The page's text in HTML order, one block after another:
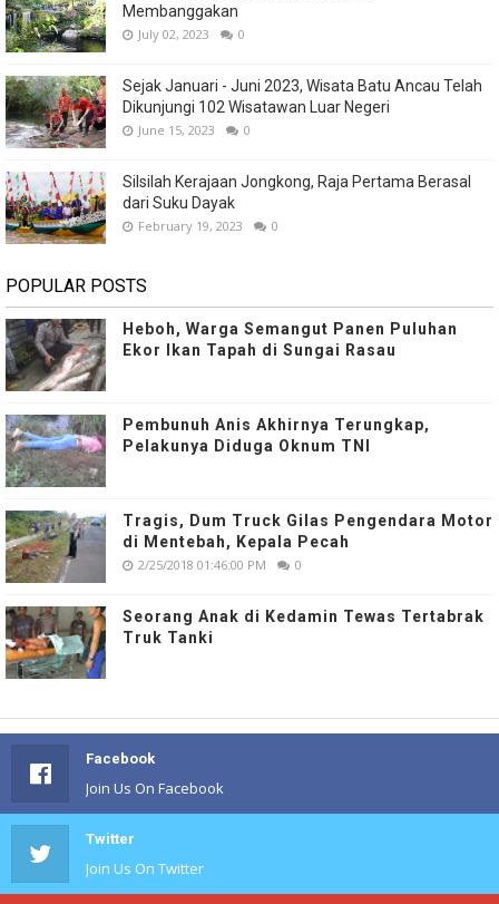
Membanggakan
July 02, 2023 0
Sejak Januari - Juni 2023, Wisata Batu Ancau Telah
Dikunjungi 102 Wisatawan Luar Negeri
June 15, 2023 0
Silsilah Kerajaan Jongkong, Raja Pertama Berasal
dari Suku Dayak
February 19, 2023 0
POPULAR POSTS
Heboh, Warga Semangut Panen Puluhan
Ekor Ikan Tapah di Sungai Rasau
Pembunuh Anis Akhirnya Terungkap,
Pelakunya Diduga Oknum TNI
Tragis, Dum Truck Gilas Pengendara Motor
di Mentebah, Kepala Pecah
2/25/2018 01:46:00 PM 0
Seorang Anak di Kedamin Tewas Tertabrak
Truk Tanki
Facebook
Join Us On Facebook
Twitter
Join Us On Twitter